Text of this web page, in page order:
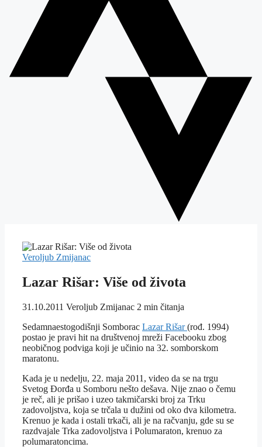
Veroljub Zmijanac
Lazar Rišar: Više od života
31.10.2011 Veroljub Zmijanac 2 min čitanja
Sedamnaestogodišnji Somborac Lazar Rišar(rođ. 1994)
postao je pravi hit na društvenoj mreži Facebooku zbog
neobičnog podviga koji je učinio na 32. somborskom
maratonu.
Kada je u nedelju, 22. maja 2011, video da se na trgu
Svetog Đorđa u Somboru nešto dešava. Nije znao o čemu
je reč, ali je prišao i uzeo takmičarski broj za Trku
zadovoljstva, koja se trčala u dužini od oko dva kilometra.
Krenuo je kada i ostali trkači, ali je na račvanju, gde su se
razdvajale Trka zadovoljstva i Polumaraton, krenuo za
polumaratoncima.